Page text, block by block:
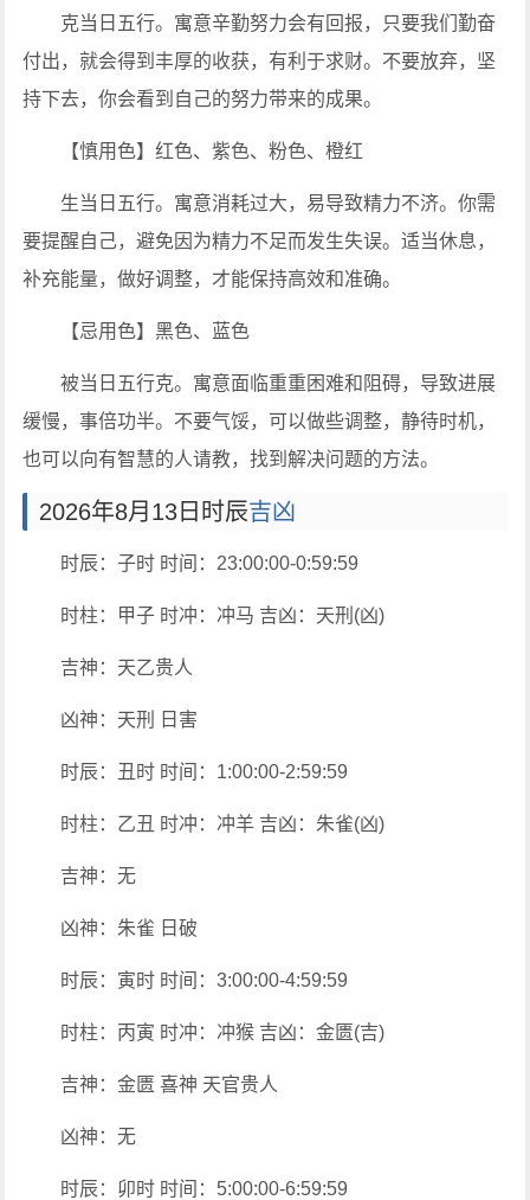
克当日五行。寓意辛勤努力会有回报，只要我们勤奋
付出，就会得到丰厚的收获，有利于求财。不要放弃，坚
持下去，你会看到自己的努力带来的成果。
【慎用色】红色、紫色、粉色、橙红
生当日五行。寓意消耗过大，易导致精力不济。你需
要提醒自己，避免因为精力不足而发生失误。适当休息，
补充能量，做好调整，才能保持高效和准确。
【忌用色】黑色、蓝色
被当日五行克。寓意面临重重困难和阻碍，导致进展
缓慢，事倍功半。不要气馁，可以做些调整，静待时机，
也可以向有智慧的人请教，找到解决问题的方法。
2026年8月13日时辰吉凶
时辰：子时 时间：23:00:00-0:59:59
时柱：甲子 时冲：冲马 吉凶：天刑(凶)
吉神：天乙贵人
凶神：天刑 日害
时辰：丑时 时间：1:00:00-2:59:59
时柱：乙丑 时冲：冲羊 吉凶：朱雀(凶)
吉神：无
凶神：朱雀 日破
时辰：寅时 时间：3:00:00-4:59:59
时柱：丙寅 时冲：冲猴 吉凶：金匮(吉)
吉神：金匮 喜神 天官贵人
凶神：无
时辰：卯时 时间：5:00:00-6:59:59